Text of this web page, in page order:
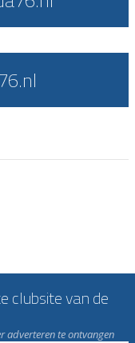
clubsite van de
adverteren te ontvangen